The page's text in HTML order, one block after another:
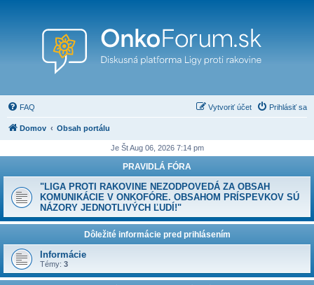
FAQ Prihlásiť sa
Vytvoriť účet
Domov Obsah portálu
Je Št Aug 06, 2026 7:14 pm
PRAVIDLÁ FÓRA
"LIGA PROTI RAKOVINE NEZODPOVEDÁ ZA OBSAH
KOMUNIKÁCIE V ONKOFÓRE. OBSAHOM PRÍSPEVKOV SÚ
NÁZORY JEDNOTLIVÝCH ĽUDÍ!"
Dôležité informácie pred prihlásením
Informácie
Témy: 3